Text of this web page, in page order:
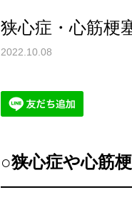
狭心症・心筋梗
2022.10.08
○狭心症や心筋